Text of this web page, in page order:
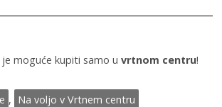
moguće kupiti samo u vrtnom centru!
, Na voljo v Vrtnem centru